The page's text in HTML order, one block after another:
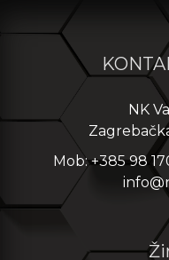
NK
Mob: +385 98